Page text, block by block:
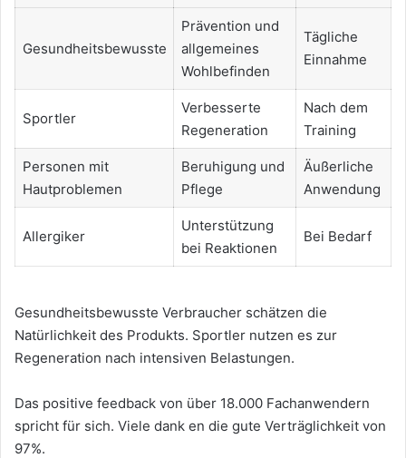
Gesundheitsbewusste
Prävention und
allgemeines
Wohlbefinden
Tägliche
Einnahme
Sportler
Verbesserte
Regeneration
Nach dem
Training
Personen mit
Hautproblemen
Beruhigung und
Pflege
Äußerliche
Anwendung
Allergiker
Unterstützung
bei Reaktionen
Bei Bedarf
Gesundheitsbewusste Verbraucher schätzen die
Natürlichkeit des Produkts. Sportler nutzen es zur
Regeneration nach intensiven Belastungen.
Das positive feedback von über 18.000 Fachanwendern
spricht für sich. Viele dank en die gute Verträglichkeit von
97%.